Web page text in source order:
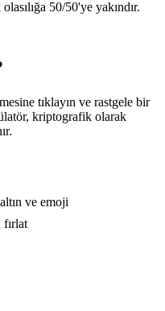
50/50'ye yakındır.
tıklayın ve rastgele bir
kriptografik olarak
ve emoji